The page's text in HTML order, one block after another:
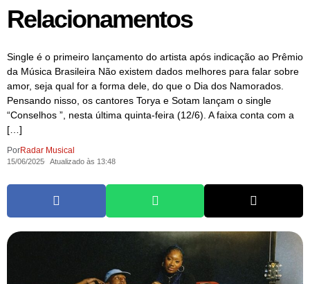
Relacionamentos
Single é o primeiro lançamento do artista após indicação ao Prêmio
da Música Brasileira Não existem dados melhores para falar sobre
amor, seja qual for a forma dele, do que o Dia dos Namorados.
Pensando nisso, os cantores Torya e Sotam lançam o single
“Conselhos ”, nesta última quinta-feira (12/6). A faixa conta com a
[…]
PorRadar Musical
15/06/2025 Atualizado às 13:48